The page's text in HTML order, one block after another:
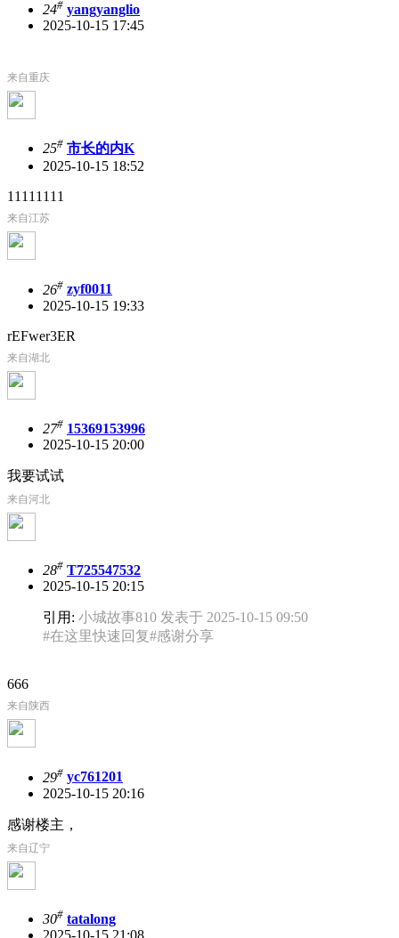
24# yangyanglio
2025-10-15 17:45
来自重庆
25# 市长的内K
2025-10-15 18:52
11111111
来自江苏
26# zyf0011
2025-10-15 19:33
rEFwer3ER
来自湖北
27# 15369153996
2025-10-15 20:00
我要试试
来自河北
28# T725547532
2025-10-15 20:15
引用: 小城故事810 发表于 2025-10-15 09:50
#在这里快速回复#感谢分享
666
来自陕西
29# yc761201
2025-10-15 20:16
感谢楼主，
来自辽宁
30# tatalong
2025-10-15 21:08